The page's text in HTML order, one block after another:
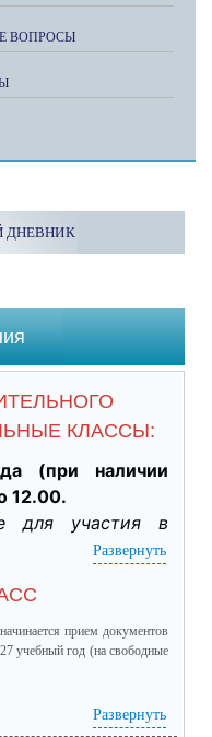
ВОПРОСЫ
ДНЕВНИК
КЛАССЫ:
(при наличии
12.00.
для участия в
отборе при
для получения
для
обучающегося
ОО
Развернуть
прием документов
учебный год (на свободные
(посмотреть)Развернуть